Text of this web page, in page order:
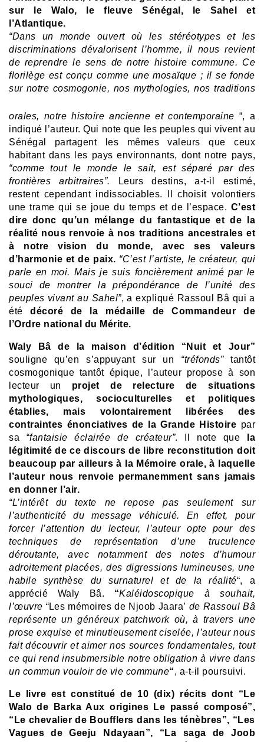
sur le Walo, le fleuve Sénégal, le Sahel et
l’Atlantique.
“Dans un monde ouvert où les stéréotypes et les
discriminations dévalorisent l’homme, il nous revient
de reprendre le sens de notre histoire commune. Ce
florilège est conçu comme une mosaïque ; il se fonde
sur notre cosmogonie, nos mythologies, nos traditions
orales, notre histoire ancienne et contemporaine “, a
indiqué l’auteur. Qui note que les peuples qui vivent au
Sénégal partagent les mêmes valeurs que ceux
habitant dans les pays environnants, dont notre pays,
“comme tout le monde le sait, est séparé par des
frontières arbitraires”.
Leurs destins, a-t-il estimé,
restent cependant indissociables. Il choisit volontiers
une trame qui se joue du temps et de l’espace. C’est
dire donc qu’un mélange du fantastique et de la
réalité nous renvoie à nos traditions ancestrales et
à notre vision du monde, avec ses valeurs
d’harmonie et de paix. “C’est l’artiste, le créateur, qui
parle en moi. Mais je suis foncièrement animé par le
souci de montrer la prépondérance de l’unité des
peuples vivant au Sahel”, a expliqué Rassoul Bâ qui a
étédécoré de la médaille de Commandeur de
l’Ordre national du Mérite.
Waly Bâ de la maison d’édition “Nuit et Jour”
souligne qu’en s’appuyant sur un “tréfonds”tantôt
cosmogonique tantôt épique, l’auteur propose à son
lecteur un projet de relecture de situations
mythologiques, socioculturelles et politiques
établies, mais volontairement libérées des
contraintes énonciatives de la Grande Histoire par
sa “fantaisie éclairée de créateur”. Il note que
la
légitimité de ce discours de libre reconstitution doit
beaucoup par ailleurs à la Mémoire orale, à laquelle
l’auteur nous renvoie permanemment sans jamais
en donner l’air.
“L’intérêt du texte ne repose pas seulement sur
l’authenticité du message véhiculé. En effet, pour
forcer l’attention du lecteur, l’auteur opte pour des
techniques de représentation d’une truculence
déroutante, avec notamment des notes d’humour
adroitement placées, des digressions lumineuses, une
habile synthèse du surnaturel et de la réalité“, a
apprécié Waly Bâ. “Kaléidoscopique à souhait,
l’œuvre “Les mémoires de Njoob Jaara’ de Rassoul Bâ
représente un généreux patchwork où, à travers une
prose exquise et minutieusement ciselée, l’auteur nous
fait découvrir et aimer nos sources fondamentales, tout
ce qui rend insubmersible notre obligation à vivre dans
un commun vouloir de vie commune“, a-t-il poursuivi.
Le livre est constitué de 10 (dix) récits dont “Le
Walo de Barka Aux origines Le passé composé”,
“Le chevalier de Boufflers dans les ténèbres”, “Les
Vagues de Geeju Ndayaan”, “La saga de Joob